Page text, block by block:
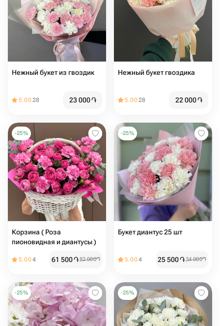
Нежный букет из гвоздик
5.0028 23 000֏
Нежный букет гвоздика
5.0028 22 000֏
-25%
Корзина ( Роза
пионовидная и диантусы )
5.004 61 500֏82 000֏
-25%
Букет диантус 25 шт
5.004 25 500֏34 000֏
-25% -25%